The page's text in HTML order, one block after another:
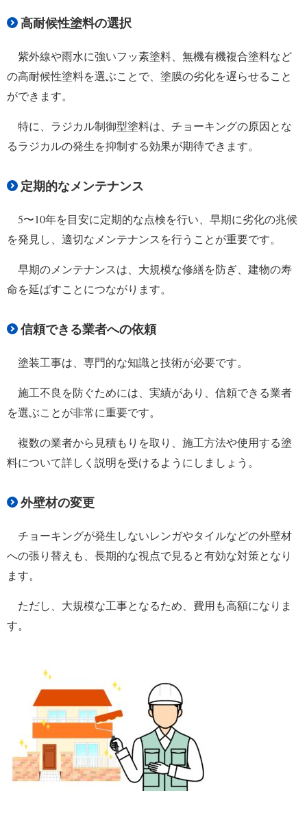
高耐候性塗料の選択
紫外線や雨水に強いフッ素塗料、無機有機複合塗料など
の高耐候性塗料を選ぶことで、塗膜の劣化を遅らせること
ができます。
特に、ラジカル制御型塗料は、チョーキングの原因とな
るラジカルの発生を抑制する効果が期待できます。
定期的なメンテナンス
5〜10年を目安に定期的な点検を行い、早期に劣化の兆候
を発見し、適切なメンテナンスを行うことが重要です。
早期のメンテナンスは、大規模な修繕を防ぎ、建物の寿
命を延ばすことにつながります。
信頼できる業者への依頼
塗装工事は、専門的な知識と技術が必要です。
施工不良を防ぐためには、実績があり、信頼できる業者
を選ぶことが非常に重要です。
複数の業者から見積もりを取り、施工方法や使用する塗
料について詳しく説明を受けるようにしましょう。
外壁材の変更
チョーキングが発生しないレンガやタイルなどの外壁材
への張り替えも、長期的な視点で見ると有効な対策となり
ます。
ただし、大規模な工事となるため、費用も高額になりま
す。